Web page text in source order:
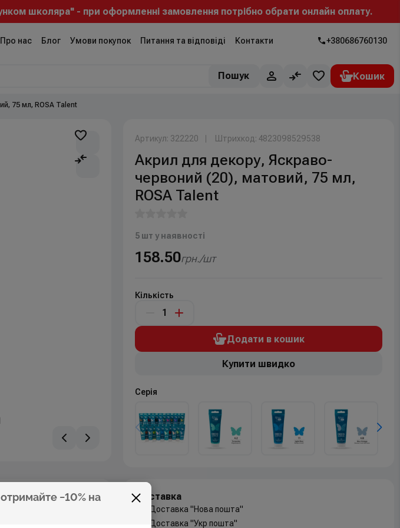
школяра" - при оформленні замовлення потрібно обрати онлайн оплату.
Про нас Блог Умови покупок Питання та відповіді Контакти +380686760130
−10% на
Пошук
75 мл, ROSA Talent
Артикул: 322220 Штрихкод: 4823098529538
Акрил для декору, Яскраво-
червоний (20), матовий, 75 мл,
ROSA Talent
5 шт у наявності
158.50грн./шт
Кількість
Додати в кошик
Купити швидко
Серія
легкою та приємною.
Доставка
Доставка "Нова пошта"
Доставка "Укр пошта"